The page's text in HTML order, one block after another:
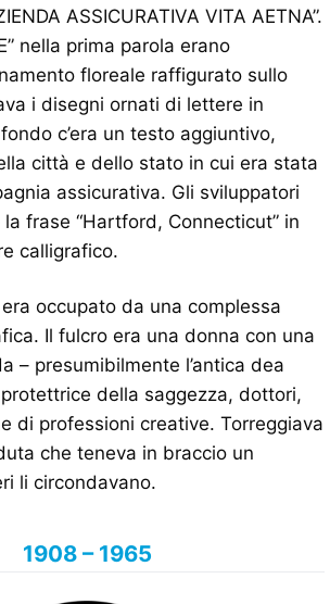
ASSICURATIVA VITA AETNA”.
nella prima parola erano
floreale raffigurato sullo
i disegni ornati di lettere in
c’era un testo aggiuntivo,
città e dello stato in cui era stata
assicurativa. Gli sviluppatori
frase “Hartford, Connecticut” in
calligrafico.
occupato da una complessa
Il fulcro era una donna con una
– presumibilmente l’antica dea
della saggezza, dottori,
di professioni creative. Torreggiava
che teneva in braccio un
li circondavano.
1908 – 1965